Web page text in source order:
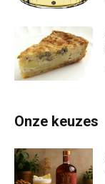
Onze keuzes